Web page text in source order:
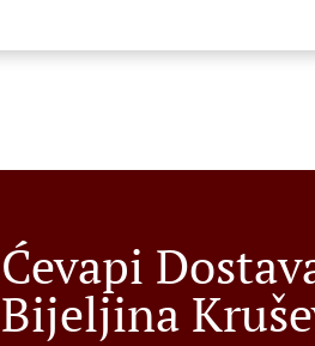
Ćevapi
Bijeljina